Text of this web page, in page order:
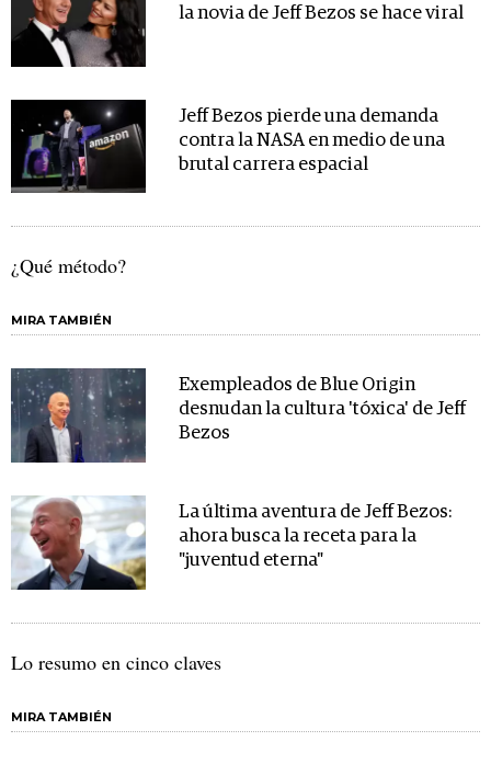
la novia de Jeff Bezos se hace viral
Jeff Bezos pierde una demanda
contra la NASA en medio de una
brutal carrera espacial
¿Qué método?
MIRA TAMBIÉN
Exempleados de Blue Origin
desnudan la cultura 'tóxica' de Jeff
Bezos
La última aventura de Jeff Bezos:
ahora busca la receta para la
"juventud eterna"
Lo resumo en cinco claves
MIRA TAMBIÉN